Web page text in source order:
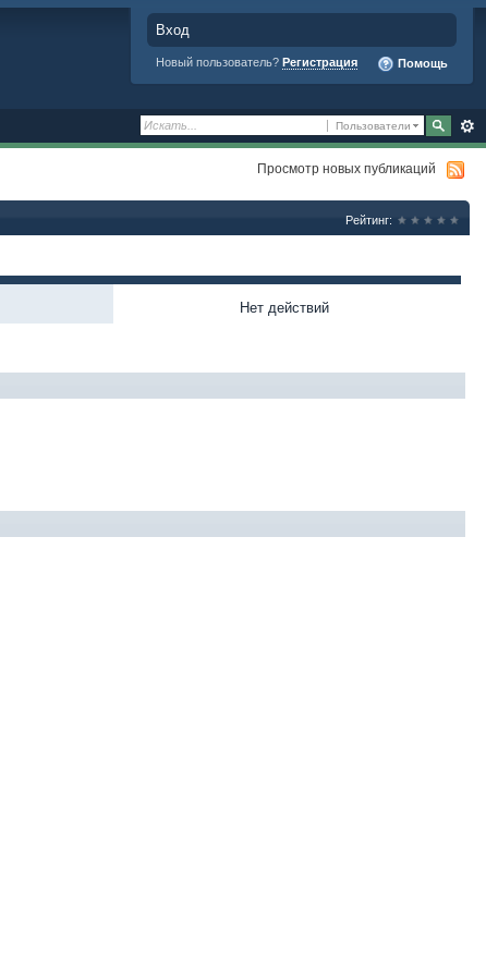
Вход
Новый пользователь? Регистрация Помощь
Пользователи
Просмотр новых публикаций
Рейтинг:
Нет действий